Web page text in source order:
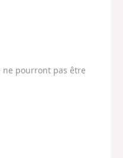
ne pourront pas être